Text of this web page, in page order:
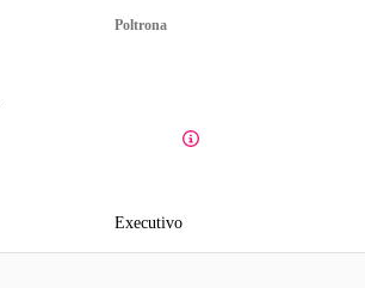
Poltrona
Executivo